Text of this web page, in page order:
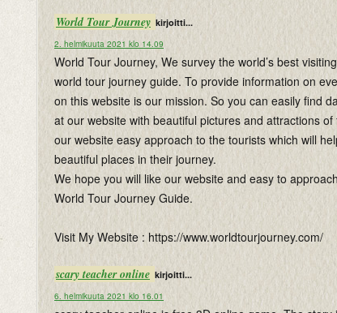
World Tour Journey kirjoitti...
2. helmikuuta 2021 klo 14.09
World Tour Journey, We survey the world’s best
world tour journey guide. To provide information on
on this website is our mission. So you can easily find
at our website with beautiful pictures and attractions
our website easy approach to the tourists which will
beautiful places in their journey.
We hope you will like our website and easy to
World Tour Journey Guide.
Visit My Website : https://www.worldtourjourney.com/
scary teacher online kirjoitti...
6. helmikuuta 2021 klo 16.01